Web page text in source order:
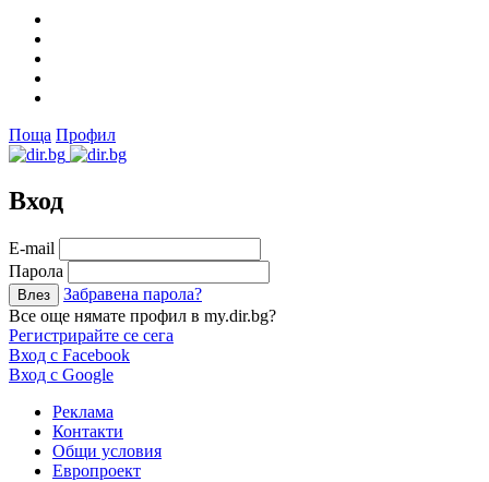
Поща Профил
Вход
Е-mail
Парола
Забравена парола?
Все още нямате профил в my.dir.bg?
Регистрирайте се сега
Вход с Facebook
Вход с Google
Реклама
Контакти
Общи условия
Европроект